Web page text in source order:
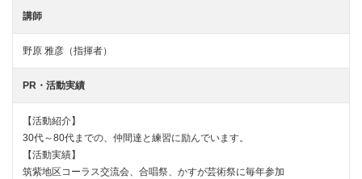
講師
野原 雅彦（指揮者）
PR・活動実績
【活動紹介】
30代～80代までの、仲間達と練習に励んでいます。
【活動実績】
筑紫地区コーラス交流会、合唱祭、かすが芸術祭に毎年参加